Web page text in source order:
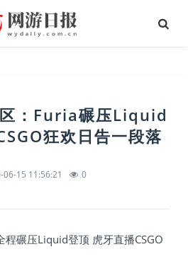
：Furia碾压Liquid
狂欢日告一段落
06-15 11:56:21 0
碾压Liquid登顶 虎牙直播CSGO